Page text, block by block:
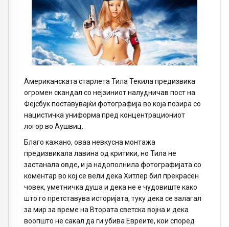
Американската старлета Тила Текила предизвика
огромен скандал со нејзиниот налудничав пост на
Фејсбук поставувајќи фотографија во која позира со
нацистичка униформа пред концентрациониот
логор во Аушвиц.
Благо кажано, оваа невкусна монтажа
предизвикала лавина од критики, но Тила не
застанала овде, и ја надополнила фотографијата со
коментар во кој се вели дека Хитлер бил прекрасен
човек, уметничка душа и дека не е чудовиште како
што го претставува историјата, туку дека се залагал
за мир за време на Втората светска војна и дека
воопшто не сакал да ги убива Евреите, кои според